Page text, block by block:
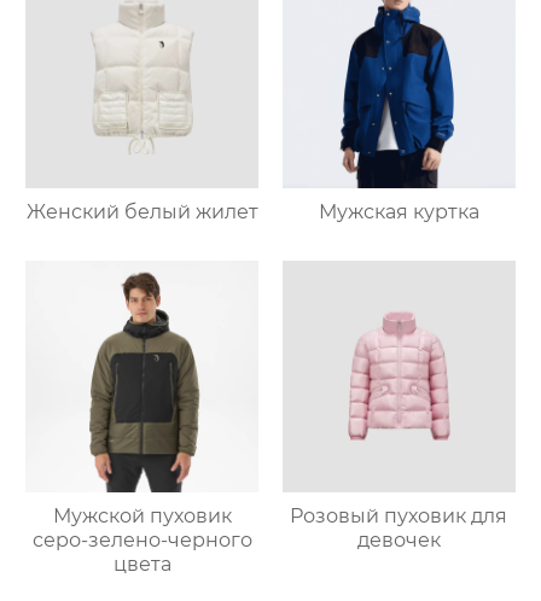
Женский белый жилет Мужская куртка
Мужской пуховик
серо-зелено-черного
цвета
Розовый пуховик для
девочек